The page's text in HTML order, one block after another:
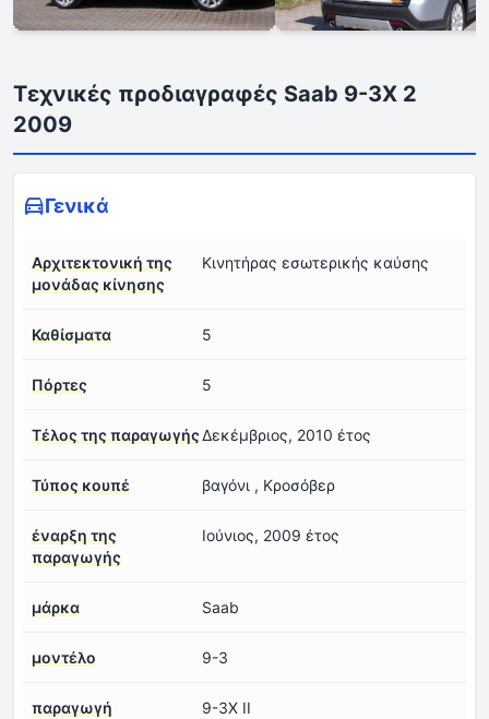
Τεχνικές προδιαγραφές Saab 9-3X 2
2009
Γενικά
Αρχιτεκτονική της
μονάδας κίνησης
Κινητήρας εσωτερικής καύσης
Καθίσματα 5
Πόρτες 5
Τέλος της παραγωγήςΔεκέμβριος, 2010 έτος
Τύπος κουπέ βαγόνι , Κροσόβερ
έναρξη της
παραγωγής
Ιούνιος, 2009 έτος
μάρκα Saab
μοντέλο 9-3
παραγωγή 9-3X II